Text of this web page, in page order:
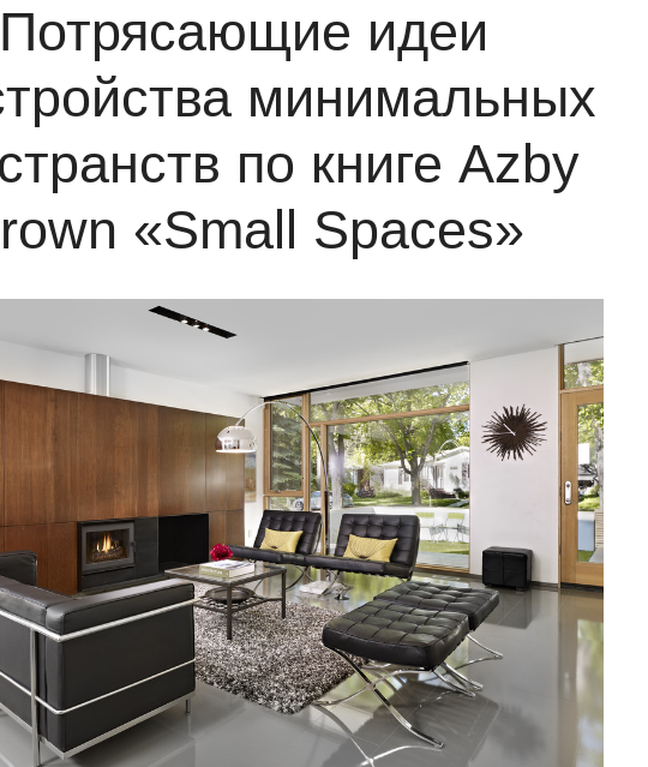
Потрясающие идеи
минимальных
по книге Azby
«Small Spaces»